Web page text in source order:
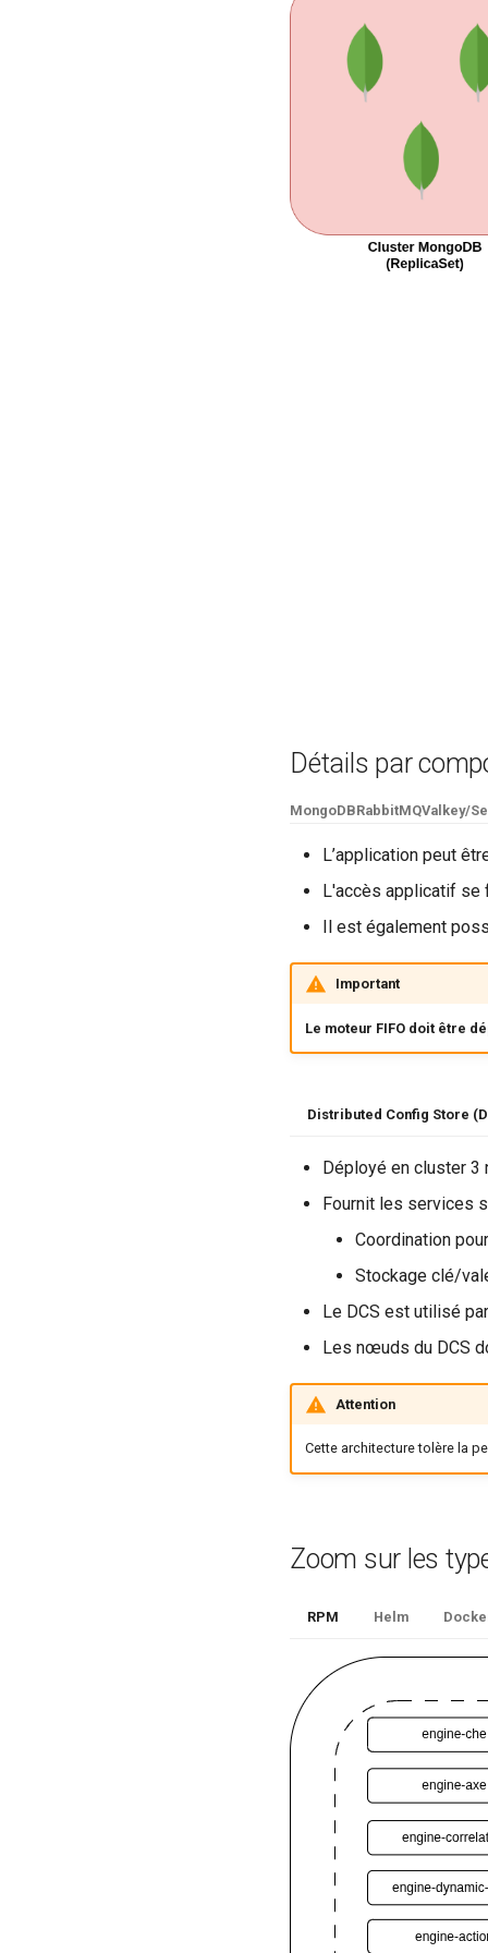
Détails par
MongoDBRabbitMQValkey/
L’application peut
L'accès applicatif se
Il est également
Important
Le moteur FIFO doit être
Distributed Config Store
Déployé en cluster 3
Fournit les services
Coordination
Stockage clé/
Le DCS est utilisé
Les nœuds du DCS
Attention
Cette architecture tolère la
Zoom sur les
RPM Helm